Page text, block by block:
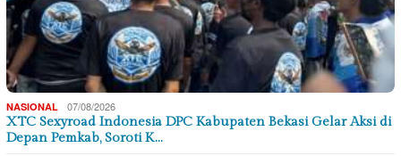
NASIONAL 07/08/2026
XTC Sexyroad Indonesia DPC Kabupaten Bekasi Gelar Aksi di
Depan Pemkab, Soroti K…